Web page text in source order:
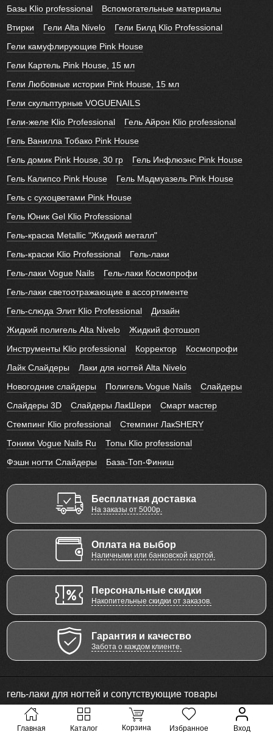
Главная Каталог Корзина Избранное Вход
Базы Klio professional
Вспомогательные материалы
Втирки
Гели Alta Nivelo
Гели Билд Klio Professional
Гели камуфлирующие Pink House
Гели Картель Pink House, 15 мл
Гели Любовные истории Pink House, 15 мл
Гели скульптурные VOGUENAILS
Гели-желе Klio Professional
Гель Айрон Klio professional
Гель Ванилла Тобако Pink House
Гель домик Pink House, 30 гр
Гель Инфлюэнс Pink House
Гель Калипсо Pink House
Гель Мадмуазель Pink House
Гель с сухоцветами Pink House
Гель Юник Gel Klio Professional
Гель-краска Metallic "Жидкий металл"
Гель-краски Klio Professional
Гель-лаки
Гель-лаки Vogue Nails
Гель-лаки Космопрофи
Гель-лаки светоотражающие в ассортименте
Гель-слюда Элит Klio Professional
Дизайн
Жидкий полигель Alta Nivelo
Жидкий фотошоп
Инструменты Klio professional
Корректор
Космопрофи
Лайк Слайдеры
Лаки для ногтей Alta Nivelo
Новогодние слайдеры
Полигель Vogue Nails
Слайдеры
Слайдеры 3D
Слайдеры ЛакШери
Смарт мастер
Стемпинг Klio professional
Стемпинг ЛакSHERY
Тоники Vogue Nails Ru
Топы Klio professional
Фэшн ногти Слайдеры
База-Топ-Финиш
Бесплатная доставка
На заказы от 5000р.
Оплата на выбор
Наличными или банковской картой.
Персональные скидки
Накопительные скидки от заказов.
Гарантия и качество
Забота о каждом клиенте.
гель-лаки для ногтей и сопутствующие товары
© 2011 - 2026 Все права защищены